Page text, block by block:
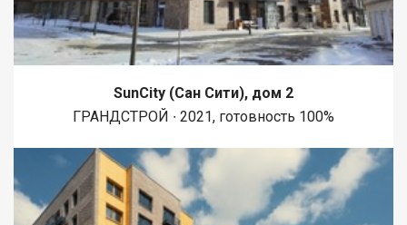
SunCity (Сан Сити), дом 2
ГРАНДСТРОЙ ∙ 2021, готовность 100%